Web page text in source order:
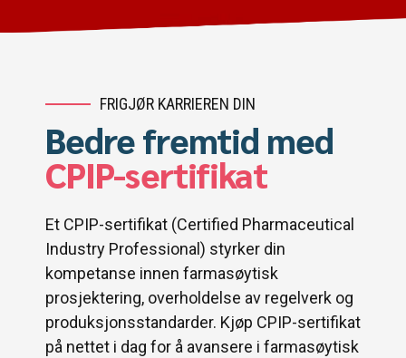
FRIGJØR KARRIEREN DIN
Bedre fremtid med
CPIP-sertifikat
Et CPIP-sertifikat (Certified Pharmaceutical
Industry Professional) styrker din
kompetanse innen farmasøytisk
prosjektering, overholdelse av regelverk og
produksjonsstandarder. Kjøp CPIP-sertifikat
på nettet i dag for å avansere i farmasøytisk